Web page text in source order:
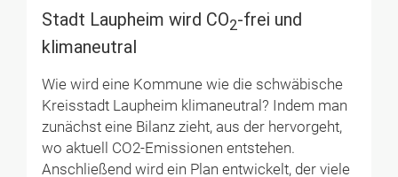
Stadt Laupheim wird CO2-frei und
klimaneutral
Wie wird eine Kommune wie die schwäbische
Kreisstadt Laupheim klimaneutral? Indem man
zunächst eine Bilanz zieht, aus der hervorgeht,
wo aktuell CO2-Emissionen entstehen.
Anschließend wird ein Plan entwickelt, der viele